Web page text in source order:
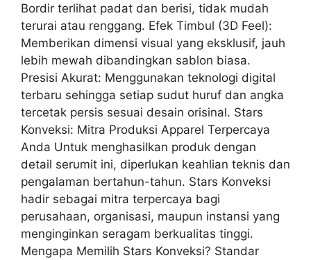
Bordir terlihat padat dan berisi, tidak mudah
terurai atau renggang. Efek Timbul (3D Feel):
Memberikan dimensi visual yang eksklusif, jauh
lebih mewah dibandingkan sablon biasa.
Presisi Akurat: Menggunakan teknologi digital
terbaru sehingga setiap sudut huruf dan angka
tercetak persis sesuai desain orisinal. Stars
Konveksi: Mitra Produksi Apparel Terpercaya
Anda Untuk menghasilkan produk dengan
detail serumit ini, diperlukan keahlian teknis dan
pengalaman bertahun-tahun. Stars Konveksi
hadir sebagai mitra terpercaya bagi
perusahaan, organisasi, maupun instansi yang
menginginkan seragam berkualitas tinggi.
Mengapa Memilih Stars Konveksi? Standar